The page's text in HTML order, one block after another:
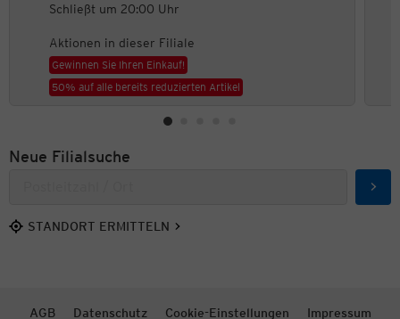
Schließt um 20:00 Uhr
Aktionen in dieser Filiale
Gewinnen Sie Ihren Einkauf!
50% auf alle bereits reduzierten Artikel
Neue Filialsuche
STANDORT ERMITTELN
AGB Datenschutz Cookie-Einstellungen Impressum